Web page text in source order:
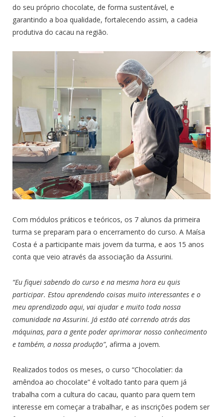
do seu próprio chocolate, de forma sustentável, e
garantindo a boa qualidade, fortalecendo assim, a cadeia
produtiva do cacau na região.
Com módulos práticos e teóricos, os 7 alunos da primeira
turma se preparam para o encerramento do curso. A Maísa
Costa é a participante mais jovem da turma, e aos 15 anos
conta que veio através da associação da Assurini.
“Eu fiquei sabendo do curso e na mesma hora eu quis
participar. Estou aprendendo coisas muito interessantes e o
meu aprendizado aqui, vai ajudar e muito toda nossa
comunidade na Assurini. Já estão até correndo atrás das
máquinas, para a gente poder aprimorar nosso conhecimento
e também, a nossa produção”, afirma a jovem.
Realizados todos os meses, o curso “Chocolatier: da
amêndoa ao chocolate” é voltado tanto para quem já
trabalha com a cultura do cacau, quanto para quem tem
interesse em começar a trabalhar, e as inscrições podem ser